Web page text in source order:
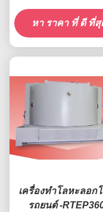
หา ราคา ที่ ดี ที่สุ
เครื่องทําโลหะลอก
รถยนต์ -